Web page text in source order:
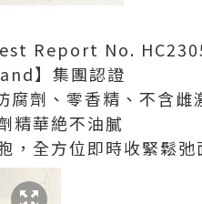
Report No.
】集團認證
劑、零香精、不含雌
精華絶不油膩
，全方位即時收緊鬆